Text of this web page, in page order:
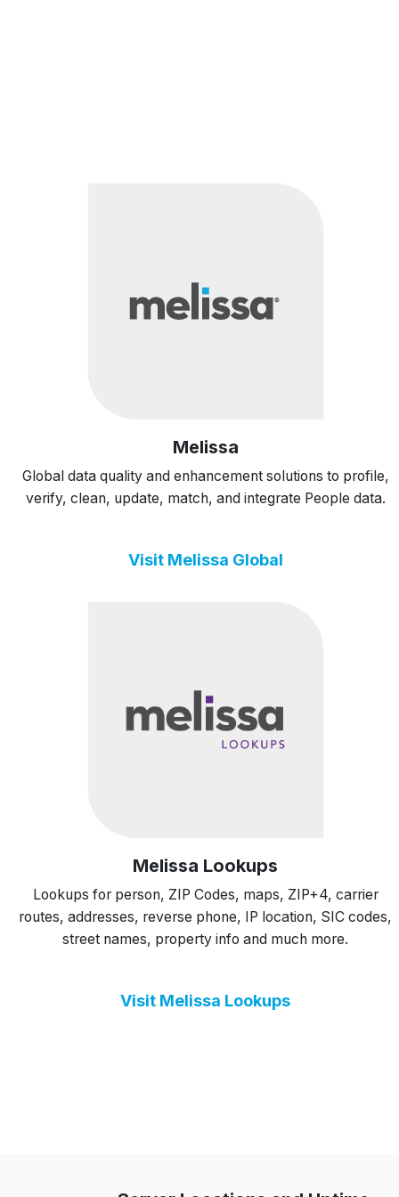
Melissa
Global data quality and enhancement solutions to profile,
verify, clean, update, match, and integrate People data.
Visit Melissa Global
Melissa Lookups
Lookups for person, ZIP Codes, maps, ZIP+4, carrier
routes, addresses, reverse phone, IP location, SIC codes,
street names, property info and much more.
Visit Melissa Lookups